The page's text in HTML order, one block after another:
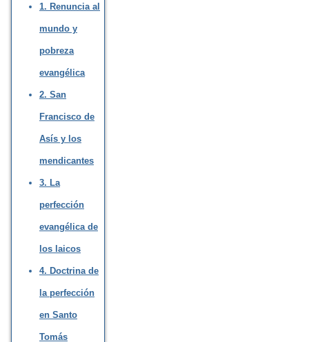
1. Renuncia al
mundo y
pobreza
evangélica
2. San
Francisco de
Asís y los
mendicantes
3. La
perfección
evangélica de
los laicos
4. Doctrina de
la perfección
en Santo
Tomás